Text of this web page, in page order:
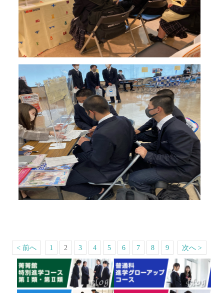
< 前へ 1 2 3 4 5 6 7 8 9 次へ >